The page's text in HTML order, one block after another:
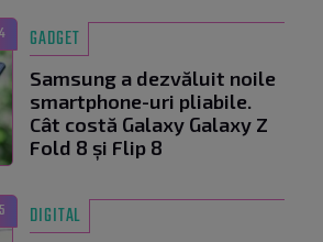
4 GADGET
Samsung a dezvăluit noile
smartphone-uri pliabile.
Cât costă Galaxy Galaxy Z
Fold 8 și Flip 8
5 DIGITAL